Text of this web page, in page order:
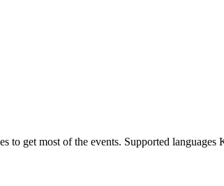
to get most of the events. Supported